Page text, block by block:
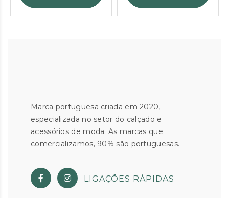
Marca portuguesa criada em 2020,
especializada no setor do calçado e
acessórios de moda. As marcas que
comercializamos, 90% são portuguesas.
LIGAÇÕES RÁPIDAS